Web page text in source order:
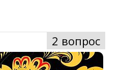
2 вопрос